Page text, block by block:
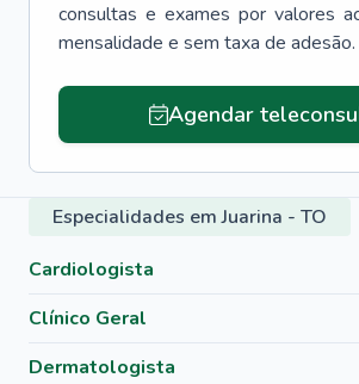
consultas e exames por valores
mensalidade e sem taxa de adesão.
Agendar
Especialidades em Juarina - TO
Cardiologista
Clínico Geral
Dermatologista